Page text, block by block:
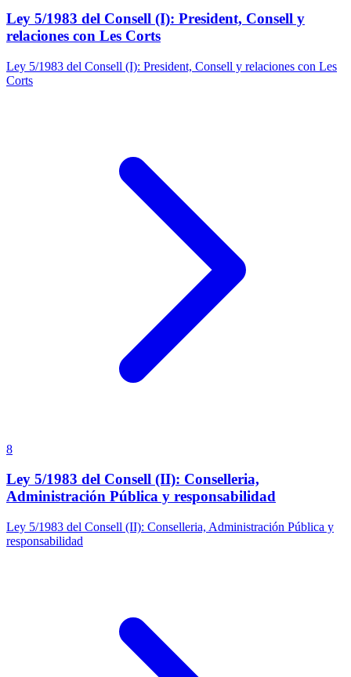
Ley 5/1983 del Consell (I): President, Consell y
relaciones con Les Corts
Ley 5/1983 del Consell (I): President, Consell y relaciones con Les
Corts
8
Ley 5/1983 del Consell (II): Conselleria,
Administración Pública y responsabilidad
Ley 5/1983 del Consell (II): Conselleria, Administración Pública y
responsabilidad